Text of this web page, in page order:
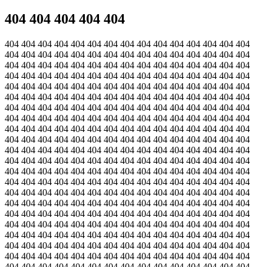
404 404 404 404 404
404 404 404 404 404 404 404 404 404 404 404 404 404 404 404
404 404 404 404 404 404 404 404 404 404 404 404 404 404 404
404 404 404 404 404 404 404 404 404 404 404 404 404 404 404
404 404 404 404 404 404 404 404 404 404 404 404 404 404 404
404 404 404 404 404 404 404 404 404 404 404 404 404 404 404
404 404 404 404 404 404 404 404 404 404 404 404 404 404 404
404 404 404 404 404 404 404 404 404 404 404 404 404 404 404
404 404 404 404 404 404 404 404 404 404 404 404 404 404 404
404 404 404 404 404 404 404 404 404 404 404 404 404 404 404
404 404 404 404 404 404 404 404 404 404 404 404 404 404 404
404 404 404 404 404 404 404 404 404 404 404 404 404 404 404
404 404 404 404 404 404 404 404 404 404 404 404 404 404 404
404 404 404 404 404 404 404 404 404 404 404 404 404 404 404
404 404 404 404 404 404 404 404 404 404 404 404 404 404 404
404 404 404 404 404 404 404 404 404 404 404 404 404 404 404
404 404 404 404 404 404 404 404 404 404 404 404 404 404 404
404 404 404 404 404 404 404 404 404 404 404 404 404 404 404
404 404 404 404 404 404 404 404 404 404 404 404 404 404 404
404 404 404 404 404 404 404 404 404 404 404 404 404 404 404
404 404 404 404 404 404 404 404 404 404 404 404 404 404 404
404 404 404 404 404 404 404 404 404 404 404 404 404 404 404